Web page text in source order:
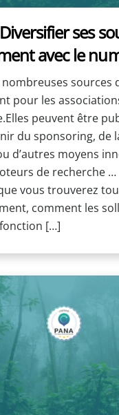
ses
avec le
nombreuses sources
pour les
peuvent être
du sponsoring, de
d’autres moyens
de recherche …
vous trouverez
comment les
[…]